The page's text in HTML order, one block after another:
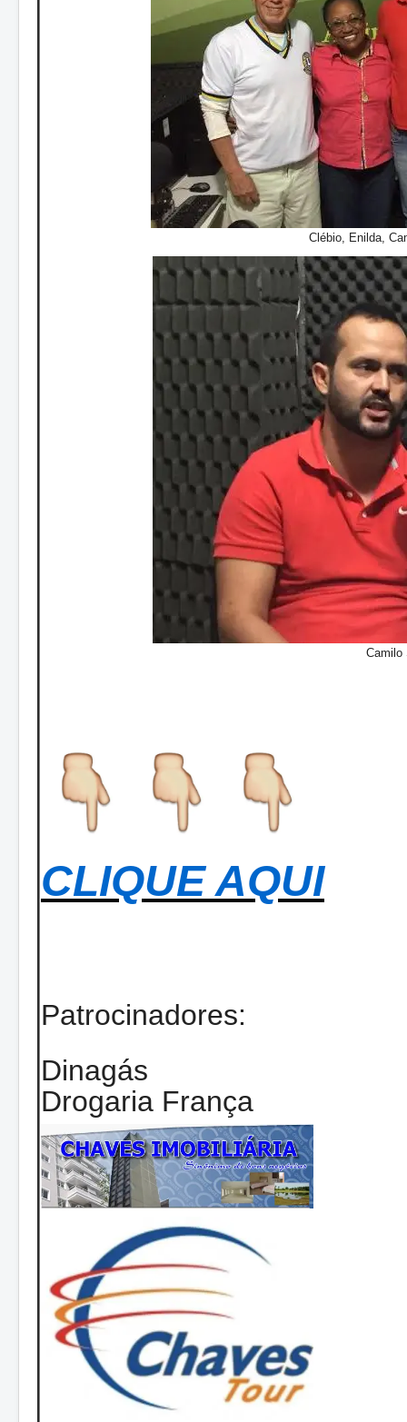
Clébio, Enilda,
Camilo
CLIQUE AQUI
Patrocinadores:
Dinagás
Drogaria França